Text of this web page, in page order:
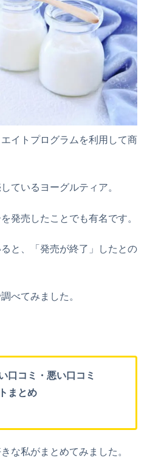
イトプログラムを利用して商
ているヨーグルティア。
発売したことでも有名です。
と、「発売が終了」したとの
べてみました。
口コミ・悪い口コミ
まとめ
な私がまとめてみました。